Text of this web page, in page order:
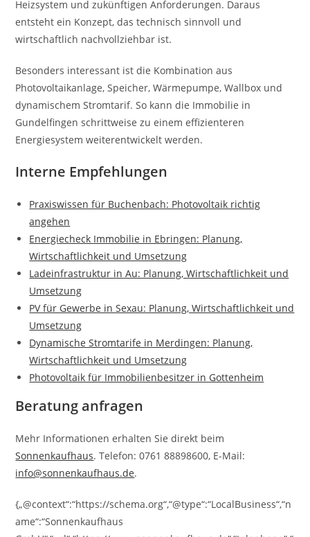
Heizsystem und zukünftigen Anforderungen. Daraus
entsteht ein Konzept, das technisch sinnvoll und
wirtschaftlich nachvollziehbar ist.
Besonders interessant ist die Kombination aus
Photovoltaikanlage, Speicher, Wärmepumpe, Wallbox und
dynamischem Stromtarif. So kann die Immobilie in
Gundelfingen schrittweise zu einem effizienteren
Energiesystem weiterentwickelt werden.
Interne Empfehlungen
Praxiswissen für Buchenbach: Photovoltaik richtig
angehen
Energiecheck Immobilie in Ebringen: Planung,
Wirtschaftlichkeit und Umsetzung
Ladeinfrastruktur in Au: Planung, Wirtschaftlichkeit und
Umsetzung
PV für Gewerbe in Sexau: Planung, Wirtschaftlichkeit und
Umsetzung
Dynamische Stromtarife in Merdingen: Planung,
Wirtschaftlichkeit und Umsetzung
Photovoltaik für Immobilienbesitzer in Gottenheim
Beratung anfragen
Mehr Informationen erhalten Sie direkt beim
Sonnenkaufhaus. Telefon: 0761 88898600, E-Mail:
info@sonnenkaufhaus.de.
{„@context“:“https://schema.org“,“@type“:“LocalBusiness“,“n
ame“:“Sonnenkaufhaus